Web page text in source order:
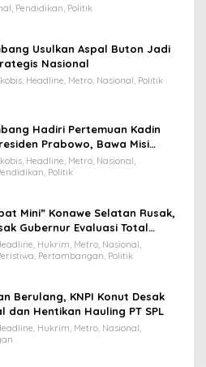
Pendidikan, Politik
Usulkan Aspal Buton Jadi
Nasional
Headline, Metro, Nasional, Politik
Hadiri Pertemuan Kadin
Prabowo, Bawa Misi
Sultra
Headline, Metro, Nasional,
Politik
Mini” Konawe Selatan Rusak,
Gubernur Evaluasi Total
Hukrim, Metro, Nasional,
Pertambangan, Politik
Berulang, KNPI Konut Desak
dan Hentikan Hauling PT SPL
Hukrim, Metro, Nasional,